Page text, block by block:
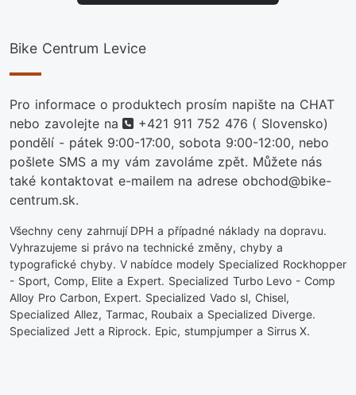
Bike Centrum Levice
Pro informace o produktech prosím napište na CHAT
nebo zavolejte na
telefon
+421 911 752 476 ( Slovensko)
pondělí - pátek 9:00-17:00, sobota 9:00-12:00, nebo
pošlete SMS a my vám zavoláme zpět. Můžete nás
také kontaktovat e-mailem na adrese obchod@bike-
centrum.sk.
Všechny ceny zahrnují DPH a případné náklady na dopravu.
Vyhrazujeme si právo na technické změny, chyby a
typografické chyby. V nabídce modely Specialized Rockhopper
- Sport, Comp, Elite a Expert. Specialized Turbo Levo - Comp
Alloy Pro Carbon, Expert. Specialized Vado sl, Chisel,
Specialized Allez, Tarmac, Roubaix a Specialized Diverge.
Specialized Jett a Riprock. Epic, stumpjumper a Sirrus X.